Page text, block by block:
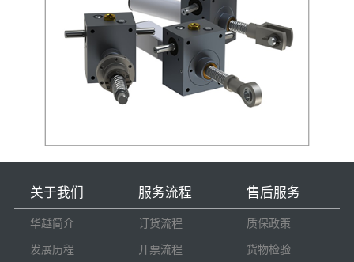
关于我们
华越简介
发展历程
服务流程
订货流程
开票流程
售后服务
质保政策
货物检验